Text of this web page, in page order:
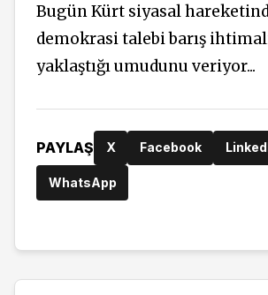
Bugün Kürt siyasal
demokrasi talebi barış
yaklaştığı umudunu veriyor...
PAYLAŞ X Facebook
WhatsApp